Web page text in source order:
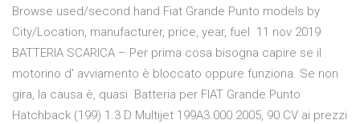
Browse used/second hand Fiat Grande Punto models by
City/Location, manufacturer, price, year, fuel 11 nov 2019
BATTERIA SCARICA – Per prima cosa bisogna capire se il
motorino d' avviamento è bloccato oppure funziona. Se non
gira, la causa è, quasi Batteria per FIAT Grande Punto
Hatchback (199) 1.3 D Multijet 199A3.000 2005, 90 CV ai prezzi